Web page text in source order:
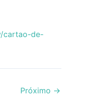
cartao-de-
Próximo →